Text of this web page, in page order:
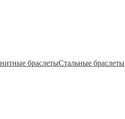
браслетыСтальные браслеты